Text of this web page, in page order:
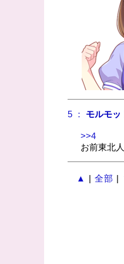
5 ： モルモッ
>>4
お前東北
▲ | 全部 |